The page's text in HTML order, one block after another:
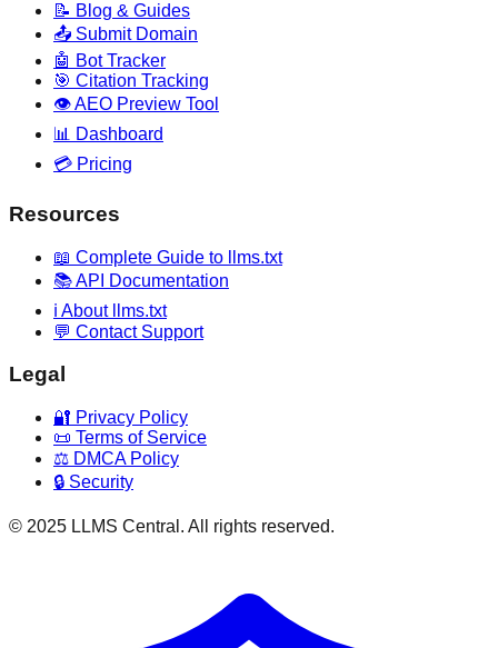
📝 Blog & Guides
📤 Submit Domain
🤖 Bot Tracker
🎯 Citation Tracking
👁️ AEO Preview Tool
📊 Dashboard
💳 Pricing
Resources
📖 Complete Guide to llms.txt
📚 API Documentation
ℹ️ About llms.txt
💬 Contact Support
Legal
🔐 Privacy Policy
📜 Terms of Service
⚖️ DMCA Policy
🔒 Security
© 2025 LLMS Central. All rights reserved.